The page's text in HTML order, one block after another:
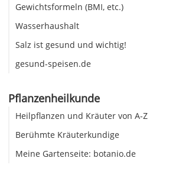
Gewichtsformeln (BMI, etc.)
Wasserhaushalt
Salz ist gesund und wichtig!
gesund-speisen.de
Pflanzenheilkunde
Heilpflanzen und Kräuter von A-Z
Berühmte Kräuterkundige
Meine Gartenseite: botanio.de